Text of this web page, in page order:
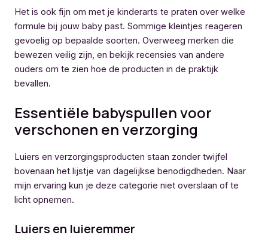
Het is ook fijn om met je kinderarts te praten over welke
formule bij jouw baby past. Sommige kleintjes reageren
gevoelig op bepaalde soorten. Overweeg merken die
bewezen veilig zijn, en bekijk recensies van andere
ouders om te zien hoe de producten in de praktijk
bevallen.
Essentiële babyspullen voor
verschonen en verzorging
Luiers en verzorgingsproducten staan zonder twijfel
bovenaan het lijstje van dagelijkse benodigdheden. Naar
mijn ervaring kun je deze categorie niet overslaan of te
licht opnemen.
Luiers en luieremmer